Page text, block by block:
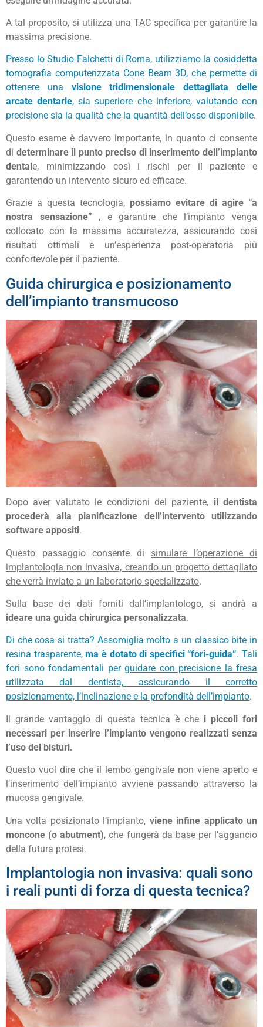
A tal proposito, si utilizza una TAC specifica per garantire la
massima precisione.
Presso lo Studio Falchetti di Roma, utilizziamo la cosiddetta
tomografia computerizzata Cone Beam 3D, che permette di
ottenere una visione tridimensionale dettagliata delle
arcate dentarie, sia superiore che inferiore, valutando con
precisione sia la qualità che la quantità dell’osso disponibile.
Questo esame è davvero importante, in quanto ci consente
di determinare il punto preciso di inserimento dell’impianto
dentale, minimizzando così i rischi per il paziente e
garantendo un intervento sicuro ed efficace.
Grazie a questa tecnologia, possiamo evitare di agire “a
nostra sensazione” , e garantire che l’impianto venga
collocato con la massima accuratezza, assicurando così
risultati ottimali e un’esperienza post-operatoria più
confortevole per il paziente.
Guida chirurgica e posizionamento
dell’impianto transmucoso
Dopo aver valutato le condizioni del paziente, il dentista
procederà alla pianificazione dell’intervento utilizzando
software appositi.
Questo passaggio consente di simulare l’operazione di
implantologia non invasiva, creando un progetto dettagliato
che verrà inviato a un laboratorio specializzato.
Sulla base dei dati forniti dall’implantologo, si andrà a
ideare una guida chirurgica personalizzata.
Di che cosa si tratta? Assomiglia molto a un classico bite in
resina trasparente,ma è dotato di specifici “fori-guida”. Tali
fori sono fondamentali per guidare con precisione la fresa
utilizzata dal dentista, assicurando il corretto
posizionamento, l’inclinazione e la profondità dell’impianto.
Il grande vantaggio di questa tecnica è che i piccoli fori
necessari per inserire l’impianto vengono realizzati senza
l’uso del bisturi.
Questo vuol dire che il lembo gengivale non viene aperto e
l’inserimento dell’impianto avviene passando attraverso la
mucosa gengivale.
Una volta posizionato l’impianto, viene infine applicato un
moncone (o abutment), che fungerà da base per l’aggancio
della futura protesi.
Implantologia non invasiva: quali sono
i reali punti di forza di questa tecnica?